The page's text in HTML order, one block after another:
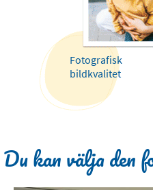
Fotografisk
bildkvalitet
Du kan välja den